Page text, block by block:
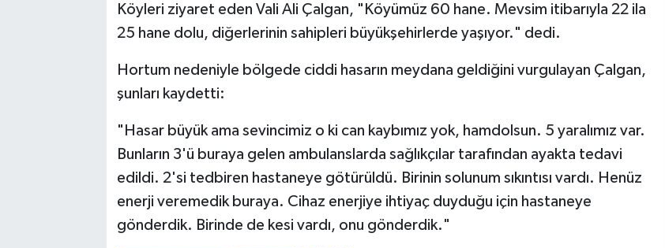
Köyleri ziyaret eden Vali Ali Çalgan, "Köyümüz 60 hane. Mevsim itibarıyla 22 ila
25 hane dolu, diğerlerinin sahipleri büyükşehirlerde yaşıyor." dedi.
Hortum nedeniyle bölgede ciddi hasarın meydana geldiğini vurgulayan Çalgan,
şunları kaydetti:
"Hasar büyük ama sevincimiz o ki can kaybımız yok, hamdolsun. 5 yaralımız var.
Bunların 3'ü buraya gelen ambulanslarda sağlıkçılar tarafından ayakta tedavi
edildi. 2'si tedbiren hastaneye götürüldü. Birinin solunum sıkıntısı vardı. Henüz
enerji veremedik buraya. Cihaz enerjiye ihtiyaç duyduğu için hastaneye
gönderdik. Birinde de kesi vardı, onu gönderdik."